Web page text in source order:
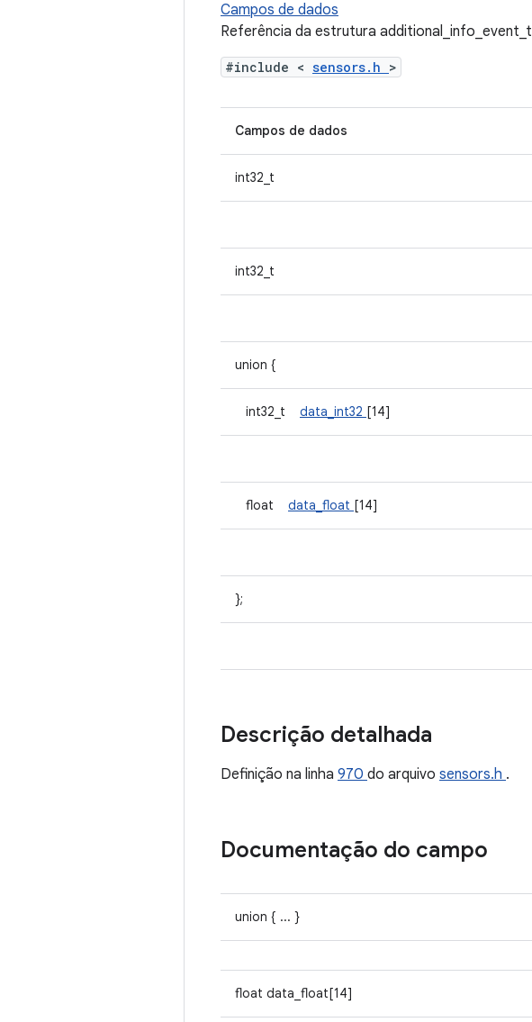
Campos de dados
Referência da estrutura additional_info_event_t
#include < sensors.h >
Campos de dados
int32_t
int32_t
union {
int32_t data_int32 [14]
float data_float [14]
};
Descrição detalhada
Definição na linha 970 do arquivo sensors.h .
Documentação do campo
union { ... }
float data_float[14]